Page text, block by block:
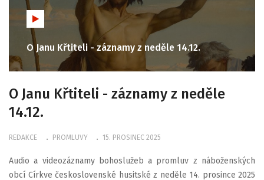
O Janu Křtiteli - záznamy z neděle 14.12.
O Janu Křtiteli - záznamy z neděle
14.12.
REDAKCE PROMLUVY 15. PROSINEC 2025
Audio a videozáznamy bohoslužeb a promluv z náboženských
obcí Církve československé husitské z neděle 14. prosince 2025